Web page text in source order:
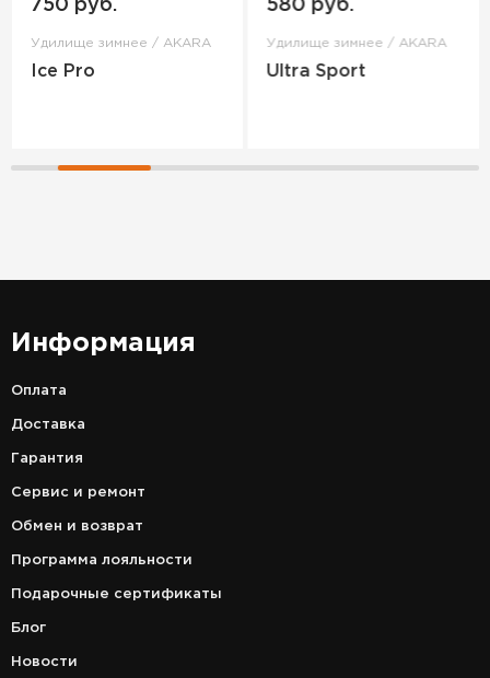
750 руб.
Удилище зимнее / AKARA
Ice Pro
580 руб.
Удилище зимнее / AKARA
Ultra Sport
Информация
Оплата
Доставка
Гарантия
Сервис и ремонт
Обмен и возврат
Программа лояльности
Подарочные сертификаты
Блог
Новости